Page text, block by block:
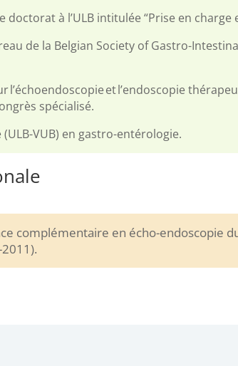
doctorat à l’ULB intitulée “Prise en
de la Belgian Society of Gastro-
l’échoendoscopie et l’endoscopie
spécialisé.
VUB) en gastro-entérologie.
complémentaire en écho-endoscopie